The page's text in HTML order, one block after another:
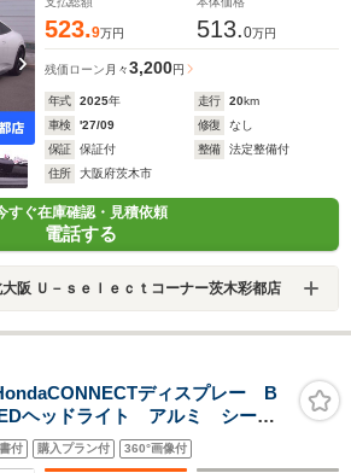
523.9万円 513.0万円
残価ローン 月々3,200円
年式 2025年 走行 20km
車検
'27/09 修復
なし
保証
保証付 整備
法定整備付
住所
大阪府茨木市
すぐ在庫確認・見積依頼
電話する
阪 Ｕ－ｓｅｌｅｃｔコーナー茨木彩都店
ディスプレー B
ヘッドライト アルミ シート
付 購入プラン付 360°画像付